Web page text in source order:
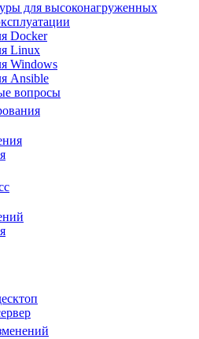
для высоконагруженных
Docker
Linux
Windows
Ansible
вопросы